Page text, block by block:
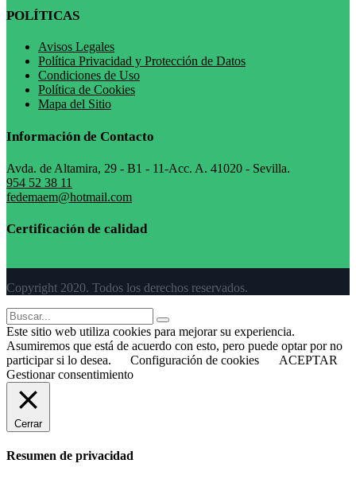
POLÍTICAS
Avisos Legales
Política Privacidad y Protección de Datos
Condiciones de Uso
Política de Cookies
Mapa del Sitio
Información de Contacto
Avda. de Altamira, 29 - B1 - 11-Acc. A. 41020 - Sevilla.
954 52 38 11
fedemaem@hotmail.com
Certificación de calidad
Copyright 2020. Todos los derechos reservados.
Este sitio web utiliza cookies para mejorar su experiencia.
Asumiremos que está de acuerdo con esto, pero puede optar por no
participar si lo desea.
Configuración de cookies
ACEPTAR
Gestionar consentimiento
Cerrar
Resumen de privacidad